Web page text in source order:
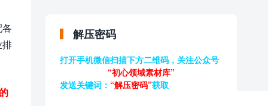
解压密码
打开手机微信扫描下方二维码，关注公众号
“初心领域素材库”
发送关键词： “解压密码”获取